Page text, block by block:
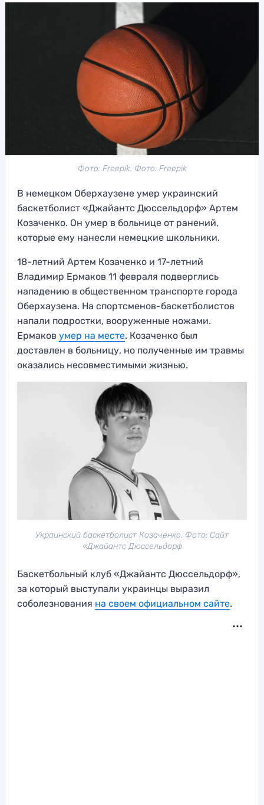
Фото: Freepik. Фото: Freepik
В немецком Оберхаузене умер украинский
баскетболист «Джайантс Дюссельдорф» Артем
Козаченко. Он умер в больнице от ранений,
которые ему нанесли немецкие школьники.
18-летний Артем Козаченко и 17-летний
Владимир Ермаков 11 февраля подверглись
нападению в общественном транспорте города
Оберхаузена. На спортсменов-баскетболистов
напали подростки, вооруженные ножами.
Ермаков умер на месте. Козаченко был
доставлен в больницу, но полученные им травмы
оказались несовместимыми жизнью.
Украинский баскетболист Козаченко. Фото: Сайт
«Джайантс Дюссельдорф
Баскетбольный клуб «Джайантс Дюссельдорф»,
за который выступали украинцы выразил
соболезнования на своем официальном сайте.